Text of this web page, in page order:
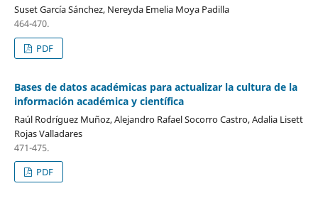
Suset García Sánchez, Nereyda Emelia Moya Padilla
464-470.
PDF
Bases de datos académicas para actualizar la cultura de la
información académica y científica
Raúl Rodríguez Muñoz, Alejandro Rafael Socorro Castro, Adalia Lisett
Rojas Valladares
471-475.
PDF